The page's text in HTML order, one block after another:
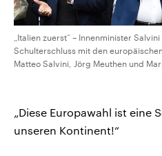
„Italien zuerst“ – Innenminister
Schulterschluss mit den
Matteo Salvini, Jörg Meuthen und
„Diese Europawahl ist eine
unseren Kontinent!“